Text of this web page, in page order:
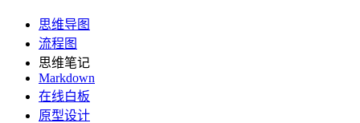
思维导图
流程图
思维笔记
Markdown
在线白板
原型设计